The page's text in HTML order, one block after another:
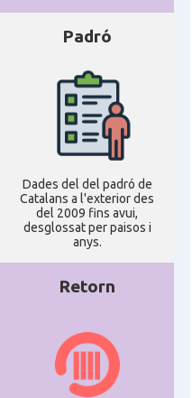
Padró
Dades del del padró de
Catalans a l'exterior des
del 2009 fins avui,
desglossat per paisos i
anys.
Retorn